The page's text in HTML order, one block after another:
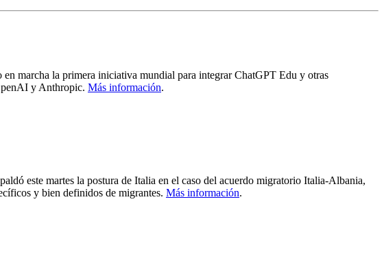
en marcha la primera iniciativa mundial para integrar ChatGPT Edu y otras
y Anthropic. Más información.
este martes la postura de Italia en el caso del acuerdo migratorio Italia-Albania,
y bien definidos de migrantes. Más información.